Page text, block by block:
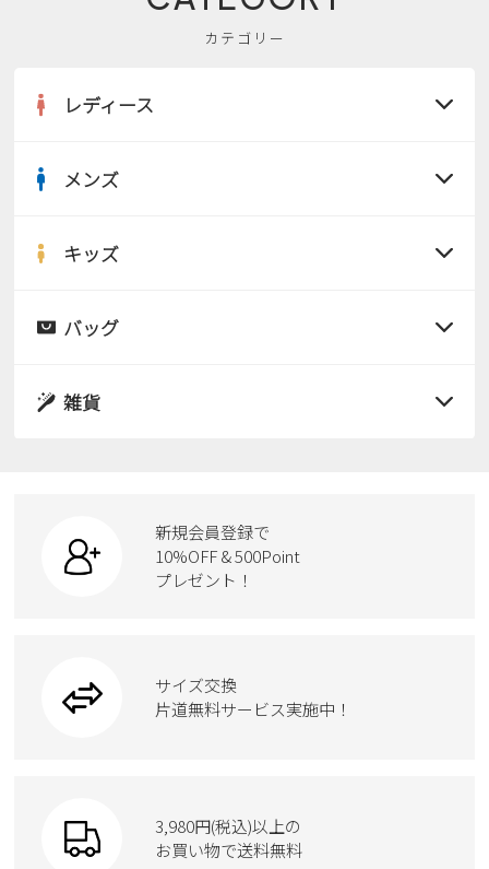
カテゴリー
レディース
サンダル
スニーカー
カジュアルシューズ
ワークシューズ
ウェア
moz
メンズ
サンダル
ローファー
ブーツ
Parade
キッズ
サンダル
スクール
new balance
バッグ
ボディバッグ
ハンドバッグ
トートバッグ
雑貨
ケア用品
新規会員登録で
10%OFF & 500Point
プレゼント！
サイズ交換
片道無料サービス実施中！
3,980円(税込)以上の
お買い物で送料無料